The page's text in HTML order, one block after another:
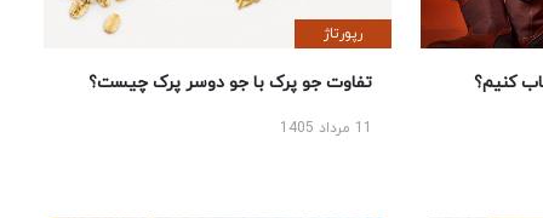
کنیم؟
رپورتاژ
تفاوت جو پرک با جو دوسر پرک چیست؟